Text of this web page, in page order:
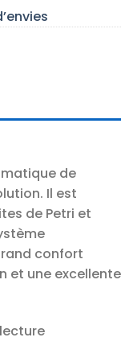
de
Il est
de Petri et
confort
et une excellente